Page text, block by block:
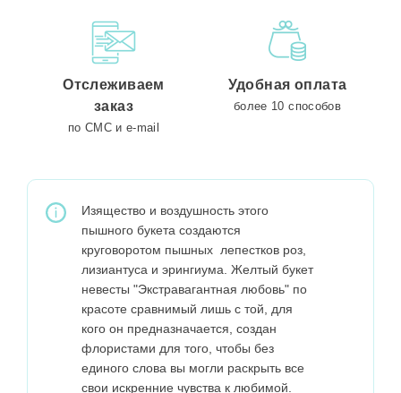
Отслеживаем
заказ
по СМС и e-mail
Удобная оплата
более 10 способов
Изящество и воздушность этого
пышного букета создаются
круговоротом пышных лепестков роз,
лизиантуса и эрингиума. Желтый букет
невесты "Экстравагантная любовь" по
красоте сравнимый лишь с той, для
кого он предназначается, создан
флористами для того, чтобы без
единого слова вы могли раскрыть все
свои искренние чувства к любимой.